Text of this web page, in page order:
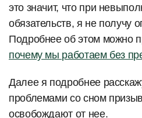
это значит, что при
обязательств, я не получу
Подробнее об этом можно
почему мы работаем без
Далее я подробнее
проблемами со сном
освобождают от нее.